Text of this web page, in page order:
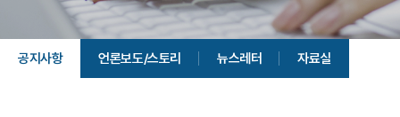
공지사항 언론보도/스토리 뉴스레터 자료실